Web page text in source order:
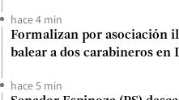
hace 4 min
Formalizan por asociación
balear a dos carabineros en
hace 5 min